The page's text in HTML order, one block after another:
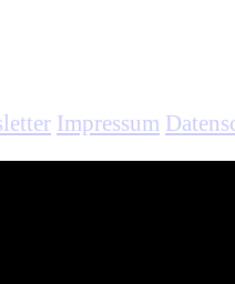
Impressum